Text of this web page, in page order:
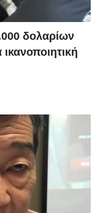
δολαρίων